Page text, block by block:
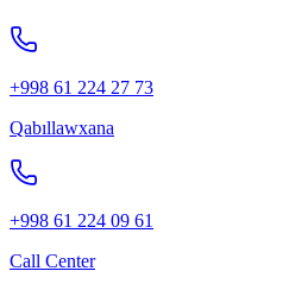
+998 61 224 27 73
Qabıllawxana
+998 61 224 09 61
Call Center